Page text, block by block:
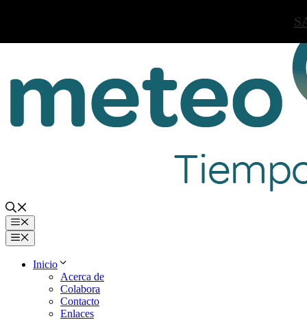
Menú
Menú
Inicio
Acerca de
Colabora
Contacto
Enlaces